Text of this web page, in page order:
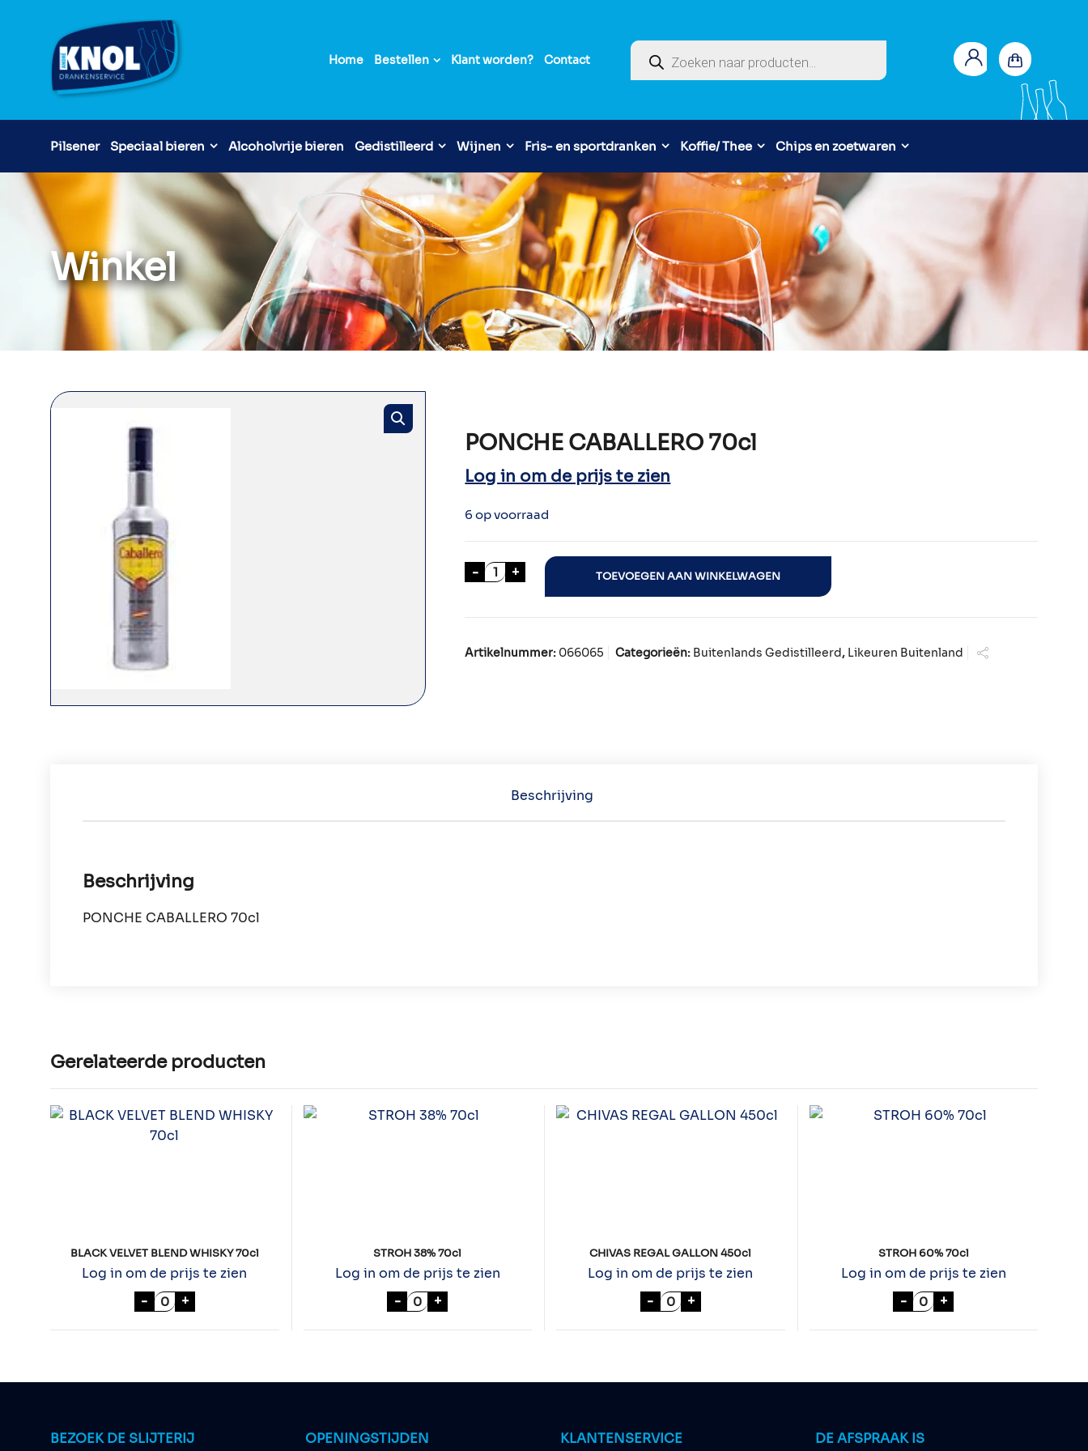
Home Bestellen Klant worden? Contact
Producten zoeken
Pilsener Speciaal bieren Alcoholvrije bieren Gedistilleerd Wijnen Fris- en sportdranken Koffie/ Thee Chips en zoetwaren
Winkel
PONCHE CABALLERO 70cl
Log in om de prijs te zien
6 op voorraad
- PONCHE CABALLERO 70cl aantal
+ TOEVOEGEN AAN WINKELWAGEN
Artikelnummer: 066065 Categorieën: Buitenlands Gedistilleerd, Likeuren Buitenland
Beschrijving
Beschrijving
PONCHE CABALLERO 70cl
Gerelateerde producten
BLACK VELVET BLEND WHISKY 70cl
Log in om de prijs te zien
- BLACK VELVET BLEND WHISKY 70cl aantal
+
STROH 38% 70cl
Log in om de prijs te zien
- STROH 38% 70cl aantal
+
CHIVAS REGAL GALLON 450cl
Log in om de prijs te zien
- CHIVAS REGAL GALLON 450cl aantal
+
STROH 60% 70cl
Log in om de prijs te zien
- STROH 60% 70cl aantal
+
BEZOEK DE SLIJTERIJ OPENINGSTIJDEN KLANTENSERVICE DE AFSPRAAK IS